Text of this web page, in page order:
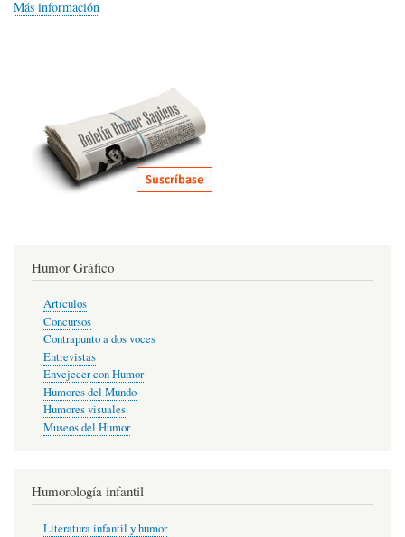
Más información
Humor Gráfico
Artículos
Concursos
Contrapunto a dos voces
Entrevistas
Envejecer con Humor
Humores del Mundo
Humores visuales
Museos del Humor
Humorología infantil
Literatura infantil y humor